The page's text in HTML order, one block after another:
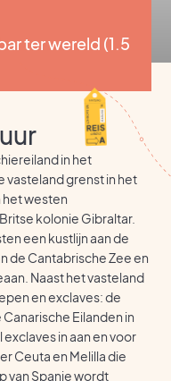
ter wereld (1.5
in het
vasteland grenst in het
het westen
kolonie Gibraltar.
een kustlijn aan de
de Cantabrische Zee en
Naast het vasteland
en exclaves: de
Eilanden in
in aan en voor
Ceuta en Melilla die
van Spanje wordt